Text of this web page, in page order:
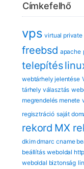
Címkefelhő
vps virtual private
freebsd apache
telepítés
webtárhely jelentése
tárhely választás
megrendelés menete
regisztráció saját
rekord MX
dkim dmarc cname
beállítás weboldal
weboldal biztonság